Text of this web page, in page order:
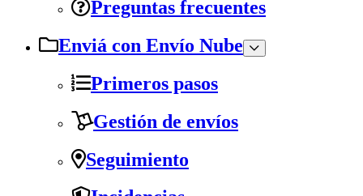
Preguntas frecuentes
Enviá con Envío Nube
Primeros pasos
Gestión de envíos
Seguimiento